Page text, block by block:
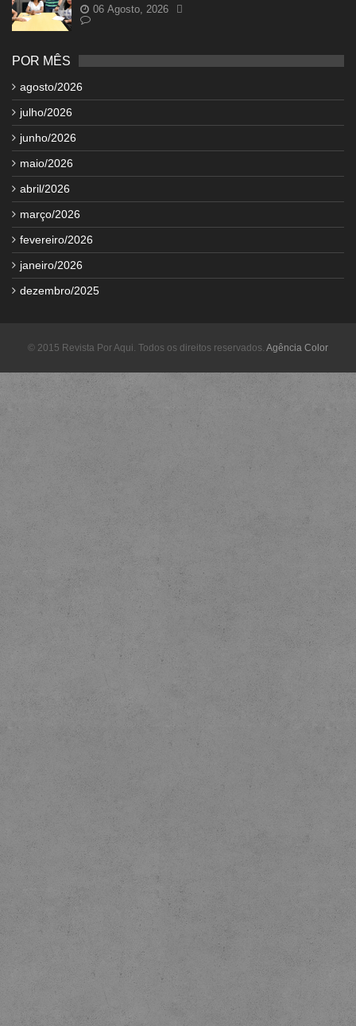
06 Agosto, 2026
POR MÊS
agosto/2026
julho/2026
junho/2026
maio/2026
abril/2026
março/2026
fevereiro/2026
janeiro/2026
dezembro/2025
© 2015 Revista Por Aqui. Todos os direitos reservados. Agência Color